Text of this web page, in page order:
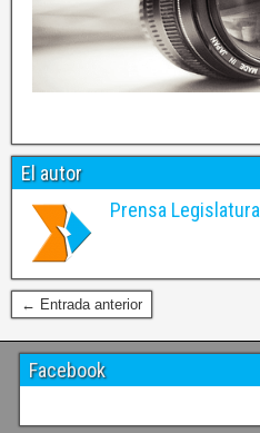
El autor
Prensa Legislatura
← Entrada anterior
Facebook